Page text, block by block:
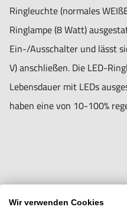
Ringleuchte (normales
Ringlampe (8 Watt)
Ein-/Ausschalter und lässt
V) anschließen. Die LED-
Lebensdauer mit LEDs
haben eine von 10-100%
Informationen zur
Wir verwenden Cookies